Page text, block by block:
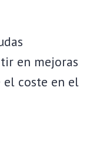
en mejoras
coste en el